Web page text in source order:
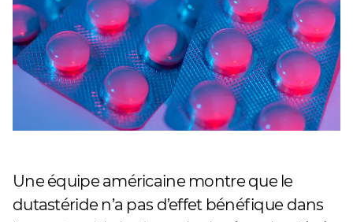
Une équipe américaine montre que le
dutastéride n’a pas d’effet bénéfique dans